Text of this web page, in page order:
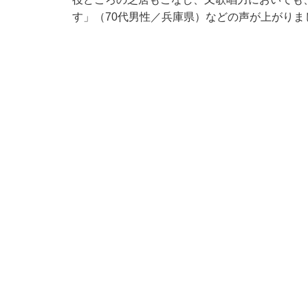
す」（70代男性／兵庫県）などの声が上がりま